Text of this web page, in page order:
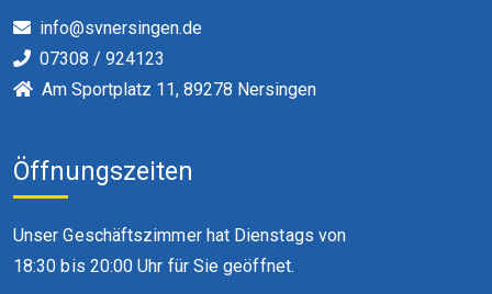
info@svnersingen.de
07308 / 924123
Am Sportplatz 11, 89278 Nersingen
Öffnungszeiten
Unser Geschäftszimmer hat Dienstags von
18:30 bis 20:00 Uhr für Sie geöffnet.